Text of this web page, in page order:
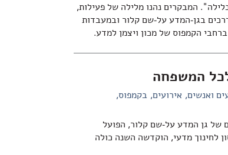
המבקרים נהנו מלילה של פעילות,
בגן-המדע על-שם קלור ובמעבדות
הקמפוס של מכון ויצמן למדע.
המשפחה
ואנשים אירועים בקמפוס
של גן המדע על-שם קלור, הפועל
לחינוך מדעי, הוקדשה השנה כולה